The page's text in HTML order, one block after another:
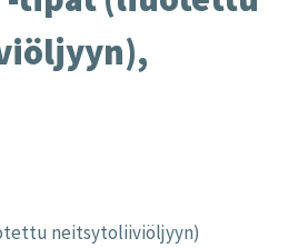
neitsytoliiviöljyyn)